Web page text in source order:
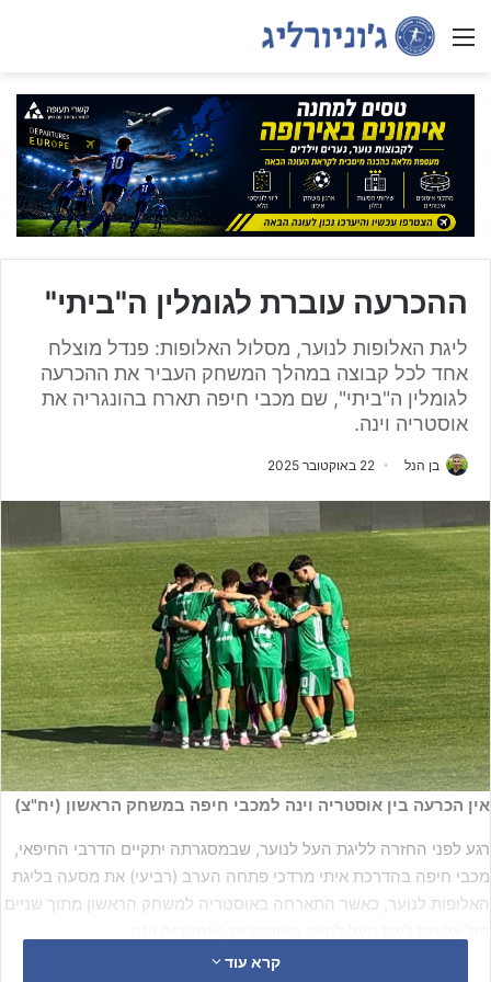
Menu
ההכרעה עוברת לגומלין ה"ביתי"
ליגת האלופות לנוער, מסלול האלופות: פנדל מוצלח
אחד לכל קבוצה במהלך המשחק העביר את ההכרעה
לגומלין ה"ביתי", שם מכבי חיפה תארח בהונגריה את
אוסטריה וינה.
בן הנל 22 באוקטובר 2025
אין הכרעה בין אוסטריה וינה למכבי חיפה במשחק הראשון (יח"צ)
רגע לפני החזרה לליגת העל לנוער, שבמסגרתה יתקיים הדרבי החיפאי,
מכבי חיפה בהדרכת איתי מרדכי פתחה הערב (רביעי) את מסעה בליגת
האלופות לנוער, כאשר התארחה באוסטריה למשחק הראשון מתוך שניים
קרא עוד